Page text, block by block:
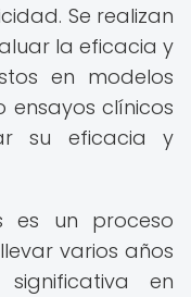
Se realizan
la eficacia y
en modelos
ensayos clínicos
su eficacia y
es un proceso
varios años
en